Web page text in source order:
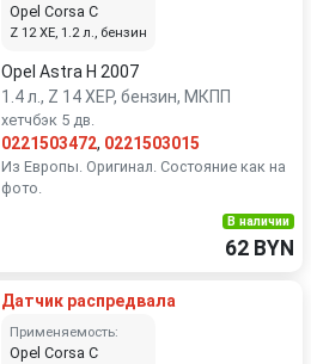
Opel Corsa C
Z 12 XE, 1.2 л., бензин
Opel Astra H 2007
1.4 л., Z 14 XEP, бензин, МКПП
хетчбэк 5 дв.
0221503472, 0221503015
Из Европы. Оригинал. Состояние как на
фото.
В наличии
62 BYN
Датчик распредвала
Применяемость:
Opel Corsa C